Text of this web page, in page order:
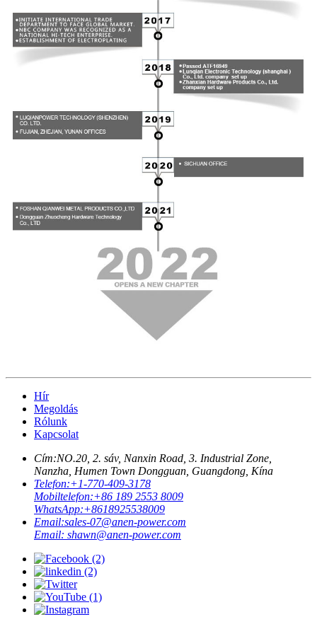
Hír
Megoldás
Rólunk
Kapcsolat
Cím:NO.20, 2. sáv, Nanxin Road, 3. Industrial Zone,
Nanzha, Humen Town Dongguan, Guangdong, Kína
Telefon:+1-770-409-3178
Mobiltelefon:+86 189 2553 8009
WhatsApp:+8618925538009
Email:sales-07@anen-power.com
Email: shawn@anen-power.com